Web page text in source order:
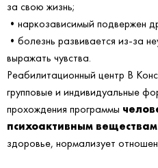
за свою жизнь;
•наркозависимый подвержен
•болезнь развивается из-за
выражать чувства.
Реабилитационный центр В
групповые и индивидуальные
прохождения программы
психоактивным
здоровье, нормализует